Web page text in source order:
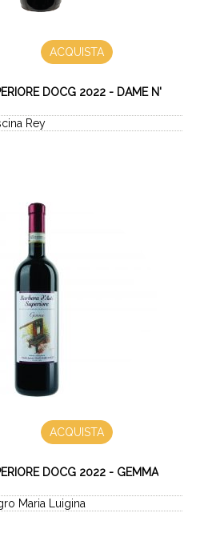
ACQUISTA
DOCG 2022 - DAME N'
Rey
ACQUISTA
DOCG 2022 - GEMMA
Maria Luigina